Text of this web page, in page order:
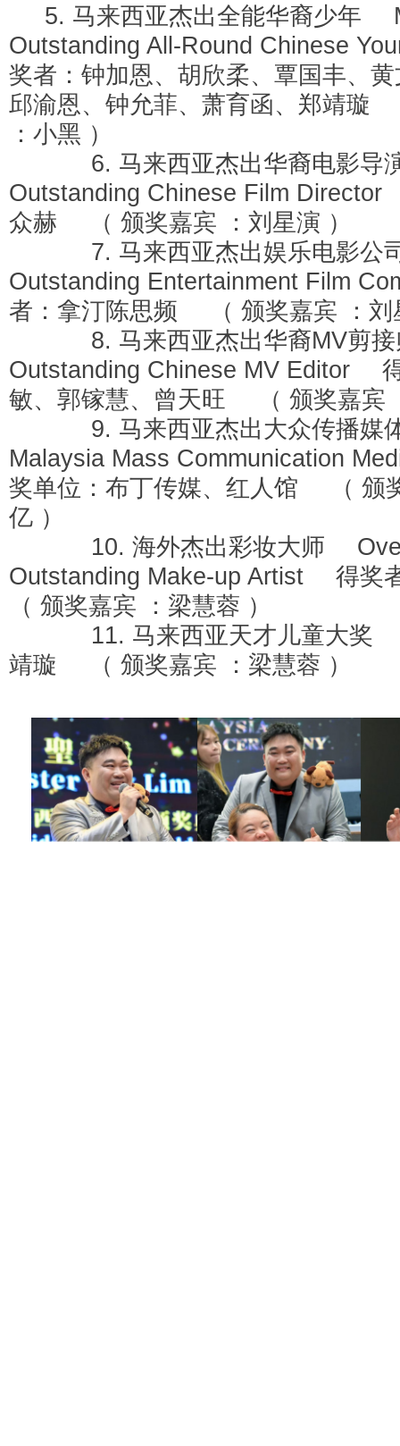
5. 马来西亚杰出全能华裔少年
Outstanding All-Round
奖者：钟加恩、胡欣柔、覃国丰、
邱渝恩、钟允菲、萧育函、郑靖璇
：小黑 ）
6. 马来西亚杰出华裔电影导
Outstanding Chinese Film
众赫 （ 颁奖嘉宾 ：刘星演 ）
7. 马来西亚杰出娱乐电影公
Outstanding Entertainment Film
者：拿汀陈思频 （ 颁奖嘉宾 ：刘
8. 马来西亚杰出华裔MV剪
Outstanding Chinese MV Editor
敏、郭镓慧、曾天旺 （ 颁奖嘉宾
9. 马来西亚杰出大众传播媒
Malaysia Mass Communication
奖单位：布丁传媒、红人馆 （ 颁
亿 ）
10. 海外杰出彩妆大师
Outstanding Make-up Artist 得
（ 颁奖嘉宾 ：梁慧蓉 ）
11. 马来西亚天才儿童大奖
靖璇 （ 颁奖嘉宾 ：梁慧蓉 ）